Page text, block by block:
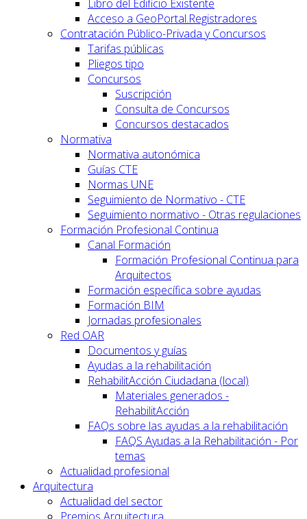
Libro del Edificio Existente
Acceso a GeoPortal.Registradores
Contratación Público-Privada y Concursos
Tarifas públicas
Pliegos tipo
Concursos
Suscripción
Consulta de Concursos
Concursos destacados
Normativa
Normativa autonómica
Guías CTE
Normas UNE
Seguimiento de Normativo - CTE
Seguimiento normativo - Otras regulaciones
Formación Profesional Continua
Canal Formación
Formación Profesional Continua para
Arquitectos
Formación específica sobre ayudas
Formación BIM
Jornadas profesionales
Red OAR
Documentos y guías
Ayudas a la rehabilitación
RehabilitAcción Ciudadana (local)
Materiales generados -
RehabilitAcción
FAQs sobre las ayudas a la rehabilitación
FAQS Ayudas a la Rehabilitación - Por
temas
Actualidad profesional
Arquitectura
Actualidad del sector